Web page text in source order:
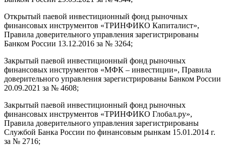
Открытый паевой инвестиционный фонд рыночных
финансовых инструментов «ТРИНФИКО Капиталист»,
Правила доверительного управления зарегистрированы
Банком России 13.12.2016 за № 3264;
Закрытый паевой инвестиционный фонд рыночных
финансовых инструментов «МФК – инвестиции», Правила
доверительного управления зарегистрированы Банком России
20.09.2021 за № 4608;
Закрытый паевой инвестиционный фонд рыночных
финансовых инструментов «ТРИНФИКО Глобал.ру»,
Правила доверительного управления зарегистрированы
Службой Банка России по финансовым рынкам 15.01.2014 г.
за № 2716;